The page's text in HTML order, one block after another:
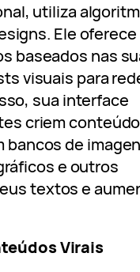
utiliza
Ele oferece
baseados nas
visuais para
sua interface
criem
de
e outros
textos e
Virais